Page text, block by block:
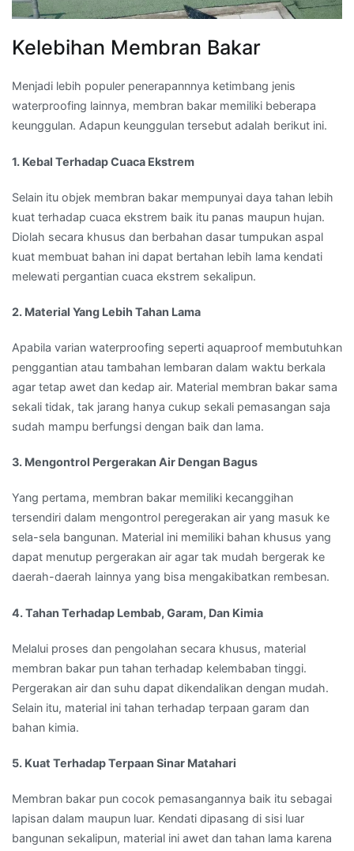
Kelebihan Membran Bakar
Menjadi lebih populer penerapannnya ketimbang jenis
waterproofing lainnya, membran bakar memiliki beberapa
keunggulan. Adapun keunggulan tersebut adalah berikut ini.
1. Kebal Terhadap Cuaca Ekstrem
Selain itu objek membran bakar mempunyai daya tahan lebih
kuat terhadap cuaca ekstrem baik itu panas maupun hujan.
Diolah secara khusus dan berbahan dasar tumpukan aspal
kuat membuat bahan ini dapat bertahan lebih lama kendati
melewati pergantian cuaca ekstrem sekalipun.
2. Material Yang Lebih Tahan Lama
Apabila varian waterproofing seperti aquaproof membutuhkan
penggantian atau tambahan lembaran dalam waktu berkala
agar tetap awet dan kedap air. Material membran bakar sama
sekali tidak, tak jarang hanya cukup sekali pemasangan saja
sudah mampu berfungsi dengan baik dan lama.
3. Mengontrol Pergerakan Air Dengan Bagus
Yang pertama, membran bakar memiliki kecanggihan
tersendiri dalam mengontrol peregerakan air yang masuk ke
sela-sela bangunan. Material ini memiliki bahan khusus yang
dapat menutup pergerakan air agar tak mudah bergerak ke
daerah-daerah lainnya yang bisa mengakibatkan rembesan.
4. Tahan Terhadap Lembab, Garam, Dan Kimia
Melalui proses dan pengolahan secara khusus, material
membran bakar pun tahan terhadap kelembaban tinggi.
Pergerakan air dan suhu dapat dikendalikan dengan mudah.
Selain itu, material ini tahan terhadap terpaan garam dan
bahan kimia.
5. Kuat Terhadap Terpaan Sinar Matahari
Membran bakar pun cocok pemasangannya baik itu sebagai
lapisan dalam maupun luar. Kendati dipasang di sisi luar
bangunan sekalipun, material ini awet dan tahan lama karena